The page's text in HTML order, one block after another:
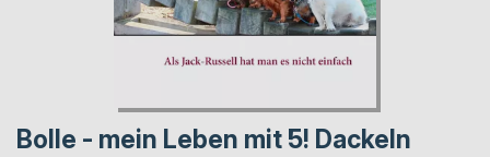
Bolle - mein Leben mit 5! Dackeln